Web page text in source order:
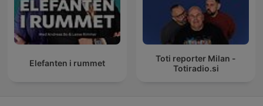
Elefanten i rummet
Toti reporter Milan -
Totiradio.si